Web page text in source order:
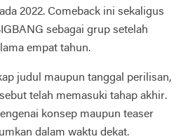
2022. Comeback ini sekaligus
sebagai grup setelah
empat tahun.
judul maupun tanggal perilisan,
telah memasuki tahap akhir.
konsep maupun teaser
dalam waktu dekat.